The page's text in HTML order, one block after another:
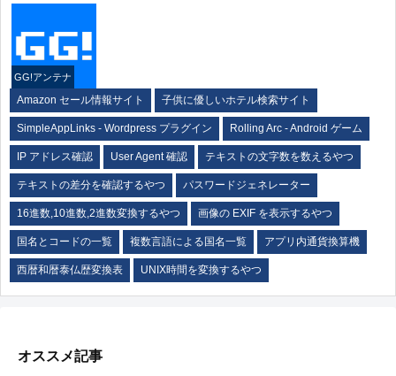
GG!アンテナ
Amazon セール情報サイト 子供に優しいホテル検索サイト
SimpleAppLinks - Wordpress プラグイン Rolling Arc - Android ゲーム
IP アドレス確認 User Agent 確認 テキストの文字数を数えるやつ
テキストの差分を確認するやつ パスワードジェネレーター
16進数,10進数,2進数変換するやつ 画像の EXIF を表示するやつ
国名とコードの一覧 複数言語による国名一覧 アプリ内通貨換算機
西暦和暦泰仏歴変換表 UNIX時間を変換するやつ
オススメ記事